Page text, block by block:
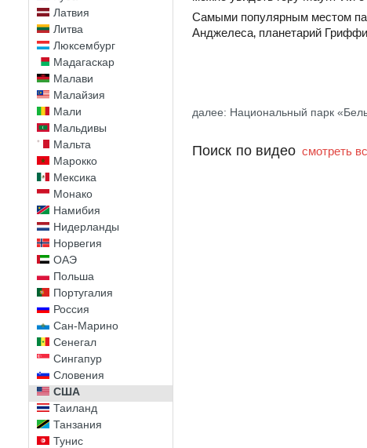
Латвия
Литва
Люксембург
Мадагаскар
Малави
Малайзия
Мали
Мальдивы
Мальта
Марокко
Мексика
Монако
Намибия
Нидерланды
Норвегия
ОАЭ
Польша
Португалия
Россия
Сан-Марино
Сенегал
Сингапур
Словения
США
Таиланд
Танзания
Тунис
Самыми популярным местом
Анджелеса‚ планетарий
далее: Национальный парк
Поиск по видео смотреть